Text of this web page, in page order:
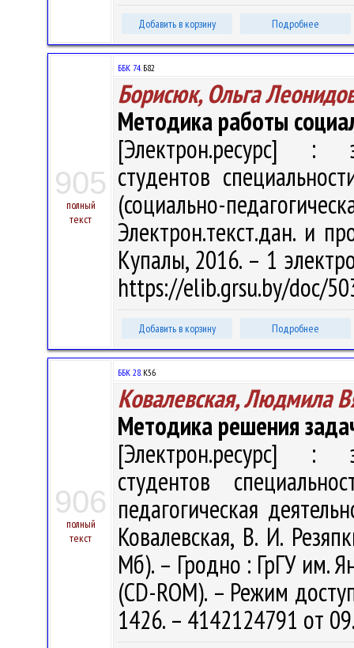
Добавить в корзину Подробнее
905
полный
текст
ББК 74.Б82
Борисюк, Ольга
Методика работы
[Электрон.ресурс] :
студентов
(социально-
Электрон.текст.дан. и
Купалы, 2016. – 1
https://elib.grsu.by/doc/
Добавить в корзину Подробнее
906
полный
текст
ББК 28.К56
Ковалевская, Людмила
Методика решения
[Электрон.ресурс] :
студентов
педагогическая
Ковалевская, В. И.
Мб). – Гродно : ГрГУ им.
(CD-ROM). – Режим
1426. – 4142124791 от